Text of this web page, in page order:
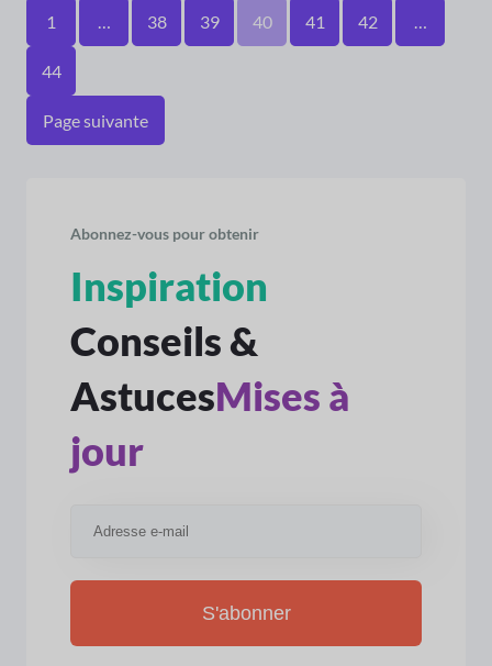
1 38 39 40 41 42
44
Page suivante
Abonnez-vous pour obtenir
Inspiration
Conseils &
AstucesMises à
jour
S'abonner